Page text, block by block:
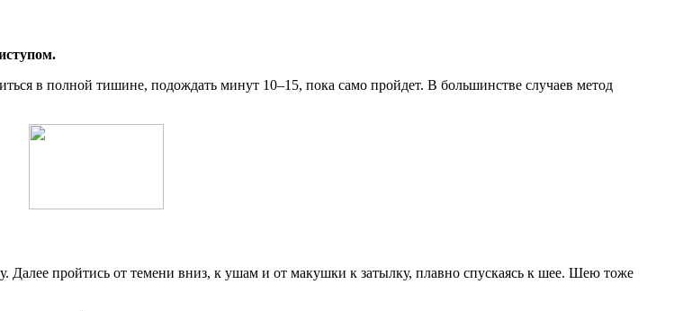
в полной тишине, подождать минут 10–15, пока само пройдет. В большинстве случаев метод
пройтись от темени вниз, к ушам и от макушки к затылку, плавно спускаясь к шее. Шею тоже